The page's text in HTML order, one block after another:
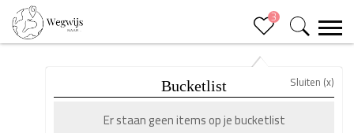
3
Bucketlist Sluiten (x)
Er staan geen items op je bucketlist
SICILIË